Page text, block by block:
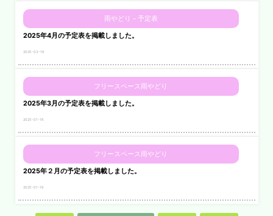
雨やどり－予定表
2025年4月の予定表を掲載しました。
2025-03-16
フリースペース雨やどり
2025年3月の予定表を掲載しました。
2025-01-16
フリースペース雨やどり
2025年２月の予定表を掲載しました。
2025-01-16